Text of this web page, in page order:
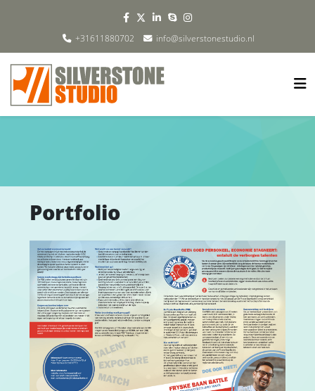
+31611880702 info@silverstonestudio.nl
Portfolio